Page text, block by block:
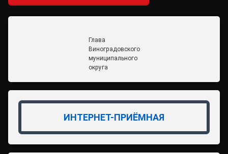
Глава
Виноградовского
муниципального
округа
ИНТЕРНЕТ-ПРИЁМНАЯ